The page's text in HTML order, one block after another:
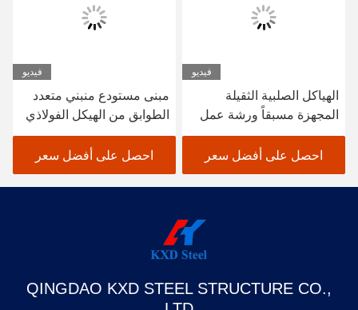
فيديو
الهياكل الصلبية الثقيلة
المجهزة مسبقاً ورشة عمل
البناء الصلب المهيك مخزن
احصل على أفضل سعر
فيديو
مبنى مستودع منبني متعدد
الطوابق من الهيكل الفولاذي
SGS BV المعتمد CE
احصل على أفضل سعر
QINGDAO KXD STEEL STRUCTURE CO.,